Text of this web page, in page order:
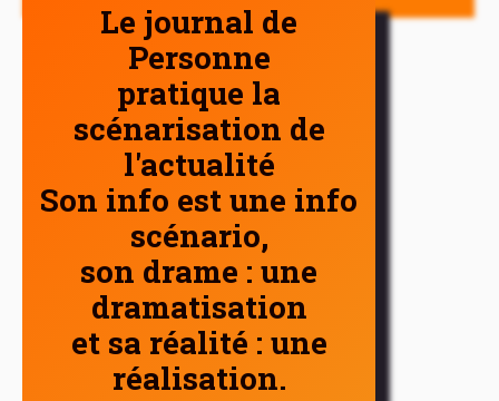
Le journal de
Personne
pratique la
scénarisation de
l'actualité
Son info est une info
scénario,
son drame : une
dramatisation
et sa réalité : une
réalisation.